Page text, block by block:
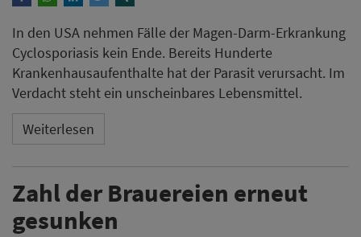
In den USA nehmen Fälle der Magen-Darm-Erkrankung
Cyclosporiasis kein Ende. Bereits Hunderte
Krankenhausaufenthalte hat der Parasit verursacht. Im
Verdacht steht ein unscheinbares Lebensmittel.
Weiterlesen
Zahl der Brauereien erneut
gesunken